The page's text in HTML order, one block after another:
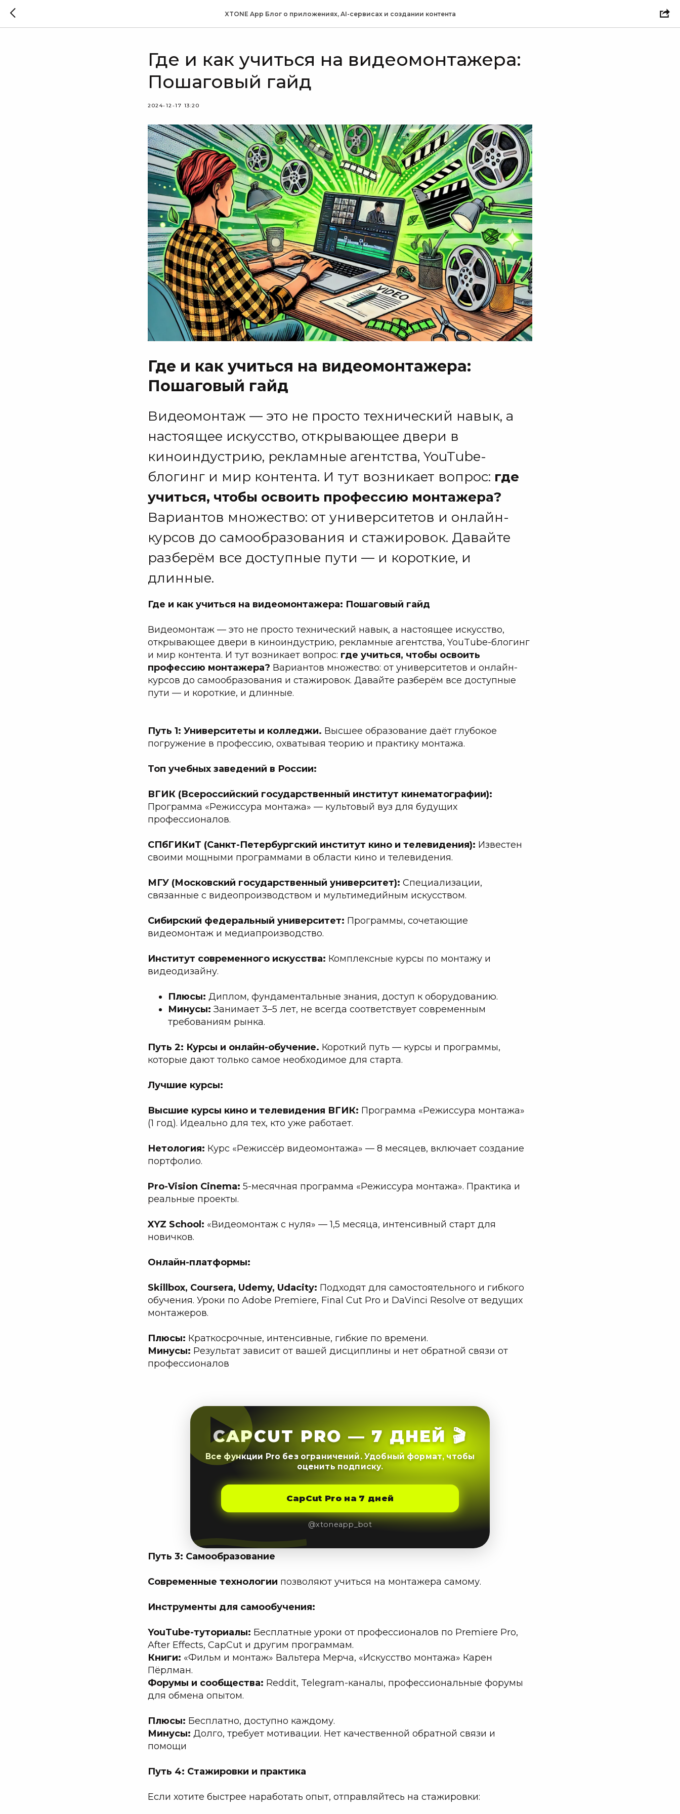
XTONE App Блог о приложениях, AI-сервисах и создании контента
Где и как учиться на видеомонтажера:
Пошаговый гайд
2024-12-17 13:20
Где и как учиться на видеомонтажера:
Пошаговый гайд
Видеомонтаж — это не просто технический навык, а
настоящее искусство, открывающее двери в
киноиндустрию, рекламные агентства, YouTube-
блогинг и мир контента. И тут возникает вопрос: где
учиться, чтобы освоить профессию монтажера?
Вариантов множество: от университетов и онлайн-
курсов до самообразования и стажировок. Давайте
разберём все доступные пути — и короткие, и
длинные.
Где и как учиться на видеомонтажера: Пошаговый гайд
Видеомонтаж — это не просто технический навык, а настоящее искусство,
открывающее двери в киноиндустрию, рекламные агентства, YouTube-блогинг
и мир контента. И тут возникает вопрос: где учиться, чтобы освоить
профессию монтажера? Вариантов множество: от университетов и онлайн-
курсов до самообразования и стажировок. Давайте разберём все доступные
пути — и короткие, и длинные.
Путь 1: Университеты и колледжи. Высшее образование даёт глубокое
погружение в профессию, охватывая теорию и практику монтажа.
Топ учебных заведений в России:
ВГИК (Всероссийский государственный институт кинематографии):
Программа «Режиссура монтажа» — культовый вуз для будущих
профессионалов.
СПбГИКиТ (Санкт-Петербургский институт кино и телевидения): Известен
своими мощными программами в области кино и телевидения.
МГУ (Московский государственный университет): Специализации,
связанные с видеопроизводством и мультимедийным искусством.
Сибирский федеральный университет: Программы, сочетающие
видеомонтаж и медиапроизводство.
Институт современного искусства: Комплексные курсы по монтажу и
видеодизайну.
Плюсы: Диплом, фундаментальные знания, доступ к оборудованию.
Минусы: Занимает 3–5 лет, не всегда соответствует современным
требованиям рынка.
Путь 2: Курсы и онлайн-обучение. Короткий путь — курсы и программы,
которые дают только самое необходимое для старта.
Лучшие курсы:
Высшие курсы кино и телевидения ВГИК: Программа «Режиссура монтажа»
(1 год). Идеально для тех, кто уже работает.
Нетология: Курс «Режиссёр видеомонтажа» — 8 месяцев, включает создание
портфолио.
Pro-Vision Cinema: 5-месячная программа «Режиссура монтажа». Практика и
реальные проекты.
XYZ School: «Видеомонтаж с нуля» — 1,5 месяца, интенсивный старт для
новичков.
Онлайн-платформы:
Skillbox, Coursera, Udemy, Udacity: Подходят для самостоятельного и гибкого
обучения. Уроки по Adobe Premiere, Final Cut Pro и DaVinci Resolve от ведущих
монтажеров.
Плюсы: Краткосрочные, интенсивные, гибкие по времени.
Минусы: Результат зависит от вашей дисциплины и нет обратной связи от
профессионалов
CAPCUT PRO — 7 ДНЕЙ 🎬
Все функции Pro без ограничений. Удобный формат, чтобы
оценить подписку.
CapCut Pro на 7 дней
@xtoneapp_bot
Путь 3: Самообразование
Современные технологии позволяют учиться на монтажера самому.
Инструменты для самообучения:
YouTube-туториалы: Бесплатные уроки от профессионалов по Premiere Pro,
After Effects, CapCut и другим программам.
Книги: «Фильм и монтаж» Вальтера Мерча, «Искусство монтажа» Карен
Пёрлман.
Форумы и сообщества: Reddit, Telegram-каналы, профессиональные форумы
для обмена опытом.
Плюсы: Бесплатно, доступно каждому.
Минусы: Долго, требует мотивации. Нет качественной обратной связи и
помощи
Путь 4: Стажировки и практика
Если хотите быстрее наработать опыт, отправляйтесь на стажировки: